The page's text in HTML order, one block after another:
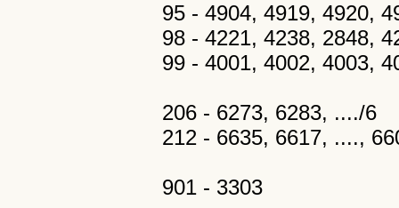
95 - 4904, 4919, 4920,
98 - 4221, 4238, 2848,
99 - 4001, 4002, 4003,
206 - 6273, 6283, ..../6
212 - 6635, 6617, ....,
901 - 3303